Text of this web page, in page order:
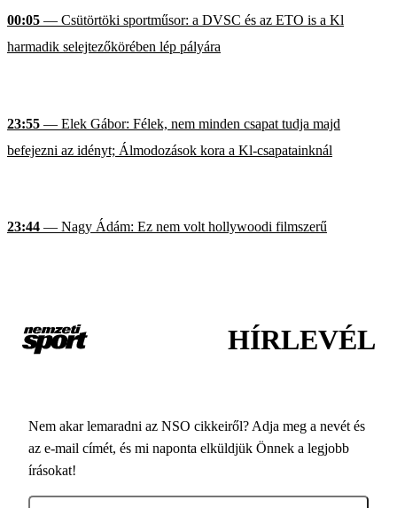
00:05 — Csütörtöki sportműsor: a DVSC és az ETO is a Kl
harmadik selejtezőkörében lép pályára
23:55 — Elek Gábor: Félek, nem minden csapat tudja majd
befejezni az idényt; Álmodozások kora a Kl-csapatainknál
23:44 — Nagy Ádám: Ez nem volt hollywoodi filmszerű
HÍRLEVÉL
Nem akar lemaradni az NSO cikkeiről? Adja meg a nevét és
az e-mail címét, és mi naponta elküldjük Önnek a legjobb
írásokat!